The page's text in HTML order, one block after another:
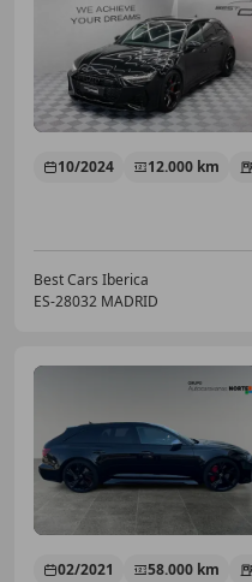
10/2024 12.000 km
Best Cars Iberica
ES-28032 MADRID
02/2021 58.000 km